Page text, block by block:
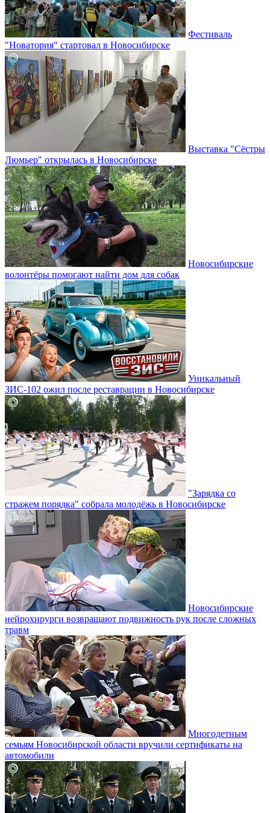
Фестиваль
"Новатория" стартовал в Новосибирске
Выставка "Сёстры
Люмьер" открылась в Новосибирске
Новосибирские
волонтёры помогают найти дом для собак
Уникальный
ЗИС-102 ожил после реставрации в Новосибирске
"Зарядка со
стражем порядка" собрала молодёжь в Новосибирске
Новосибирские
нейрохирурги возвращают подвижность рук после сложных
травм
Многодетным
семьям Новосибирской области вручили сертификаты на
автомобили